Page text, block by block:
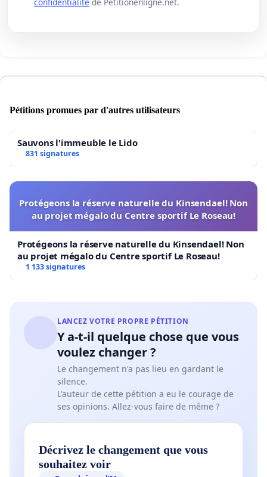
confidentialité de Petitionenligne.net.
Pétitions promues par d'autres utilisateurs
Sauvons l'immeuble le Lido
831 signatures
Protégeons la réserve naturelle du Kinsendael! Non
au projet mégalo du Centre sportif Le Roseau!
Protégeons la réserve naturelle du Kinsendael! Non
au projet mégalo du Centre sportif Le Roseau!
1 133 signatures
LANCEZ VOTRE PROPRE PÉTITION
Y a-t-il quelque chose que vous
voulez changer ?
Le changement n'a pas lieu en gardant le
silence.
L'auteur de cette pétition a eu le courage de
ses opinions. Allez-vous faire de même ?
Décrivez le changement que vous
souhaitez voir